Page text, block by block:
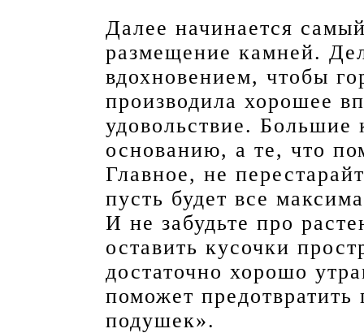
Далее начинается
размещение камней.
вдохновением, чтобы
производила хорошее
удовольствие. Большие
основанию, а те, что
Главное, не
пусть будет все
И не забудьте про
оставить кусочки
достаточно хорошо
поможет
подушек».